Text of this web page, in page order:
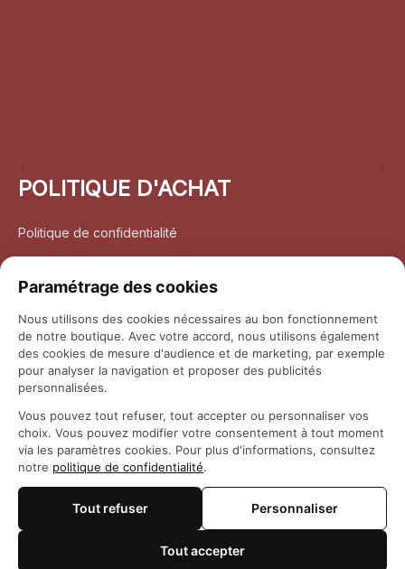
POLITIQUE D'ACHAT
Politique de confidentialité
Politique de retour et remboursement
Coordonnées
Questions fréquemment posées
© 2026 Maison Otaku
Paramétrage des cookies
Nous utilisons des cookies nécessaires au bon fonctionnement
de notre boutique. Avec votre accord, nous utilisons également
des cookies de mesure d'audience et de marketing, par exemple
pour analyser la navigation et proposer des publicités
personnalisées.
Vous pouvez tout refuser, tout accepter ou personnaliser vos
choix. Vous pouvez modifier votre consentement à tout moment
via les paramètres cookies. Pour plus d'informations, consultez
notre politique de confidentialité.
Tout refuser Personnaliser
Tout accepter